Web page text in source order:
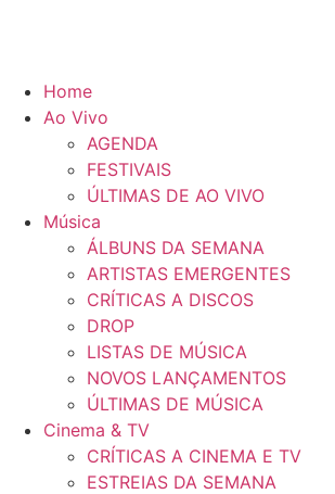
Home
Ao Vivo
AGENDA
FESTIVAIS
ÚLTIMAS DE AO VIVO
Música
ÁLBUNS DA SEMANA
ARTISTAS EMERGENTES
CRÍTICAS A DISCOS
DROP
LISTAS DE MÚSICA
NOVOS LANÇAMENTOS
ÚLTIMAS DE MÚSICA
Cinema & TV
CRÍTICAS A CINEMA E TV
ESTREIAS DA SEMANA